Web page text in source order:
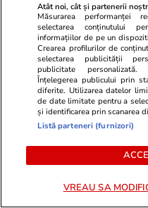
Atât noi, cât și partenerii
Măsurarea performanței
selectarea conținutului
informațiilor de pe un
Crearea profilurilor de
selectarea publicității
publicitate personalizată.
Înțelegerea publicului prin
diferite. Utilizarea datelor
de date limitate pentru a
și identificarea prin scanarea
Listă parteneri (furnizori)
VREAU SA